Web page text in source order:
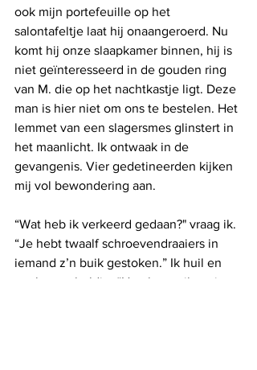
ook mijn portefeuille op het
salontafeltje laat hij onaangeroerd. Nu
komt hij onze slaapkamer binnen, hij is
niet geïnteresseerd in de gouden ring
van M. die op het nachtkastje ligt. Deze
man is hier niet om ons te bestelen. Het
lemmet van een slagersmes glinstert in
het maanlicht. Ik ontwaak in de
gevangenis. Vier gedetineerden kijken
mij vol bewondering aan.
“Wat heb ik verkeerd gedaan?" vraag ik.
“Je hebt twaalf schroevendraaiers in
iemand z’n buik gestoken.” Ik huil en
voel me schuldig. “Hoe kwam ik nu in